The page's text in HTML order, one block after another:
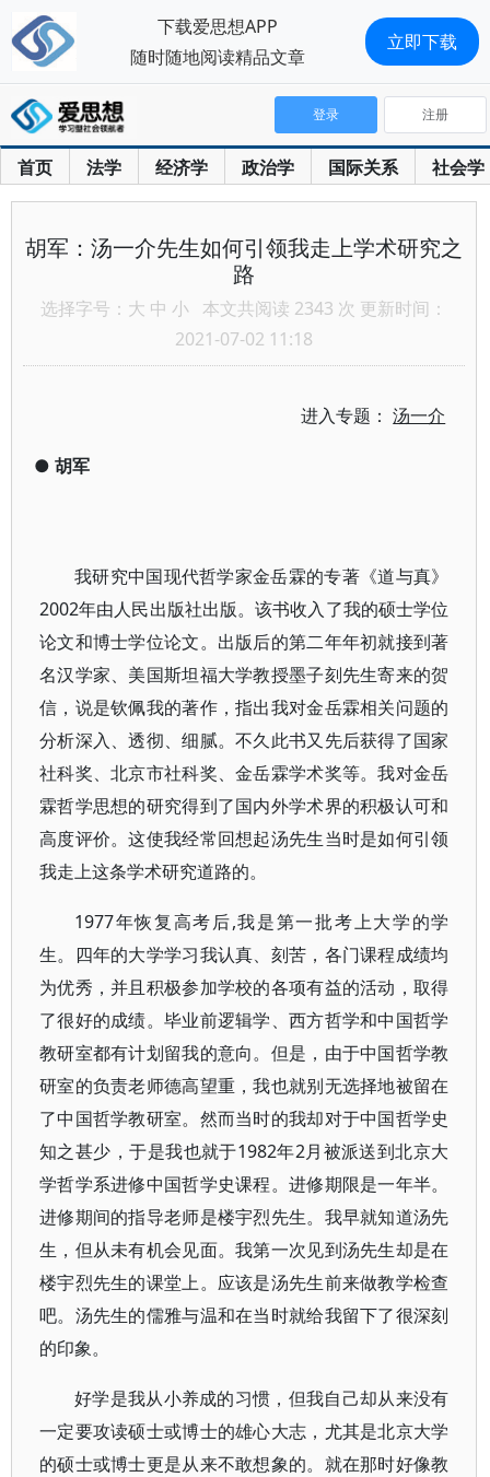
首页 法学 经济学 政治学 国际关系 社会学
登录 注册
胡军：汤一介先生如何引领我走上学术研究之
路
选择字号： 大 中 小 本文共阅读 2343 次 更新时间：
2021-07-02 11:18
进入专题：汤一介
● 胡军
我研究中国现代哲学家金岳霖的专著《道与真》
2002年由人民出版社出版。该书收入了我的硕士学位
论文和博士学位论文。出版后的第二年年初就接到著
名汉学家、美国斯坦福大学教授墨子刻先生寄来的贺
信，说是钦佩我的著作，指出我对金岳霖相关问题的
分析深入、透彻、细腻。不久此书又先后获得了国家
社科奖、北京市社科奖、金岳霖学术奖等。我对金岳
霖哲学思想的研究得到了国内外学术界的积极认可和
高度评价。这使我经常回想起汤先生当时是如何引领
我走上这条学术研究道路的。
1977年恢复高考后,我是第一批考上大学的学
生。四年的大学学习我认真、刻苦，各门课程成绩均
为优秀，并且积极参加学校的各项有益的活动，取得
了很好的成绩。毕业前逻辑学、西方哲学和中国哲学
教研室都有计划留我的意向。但是，由于中国哲学教
研室的负责老师德高望重，我也就别无选择地被留在
了中国哲学教研室。然而当时的我却对于中国哲学史
知之甚少，于是我也就于1982年2月被派送到北京大
学哲学系进修中国哲学史课程。进修期限是一年半。
进修期间的指导老师是楼宇烈先生。我早就知道汤先
生，但从未有机会见面。我第一次见到汤先生却是在
楼宇烈先生的课堂上。应该是汤先生前来做教学检查
吧。汤先生的儒雅与温和在当时就给我留下了很深刻
的印象。
好学是我从小养成的习惯，但我自己却从来没有
一定要攻读硕士或博士的雄心大志，尤其是北京大学
的硕士或博士更是从来不敢想象的。就在那时好像教
下载爱思想APP
随时随地阅读精品文章
立即下载